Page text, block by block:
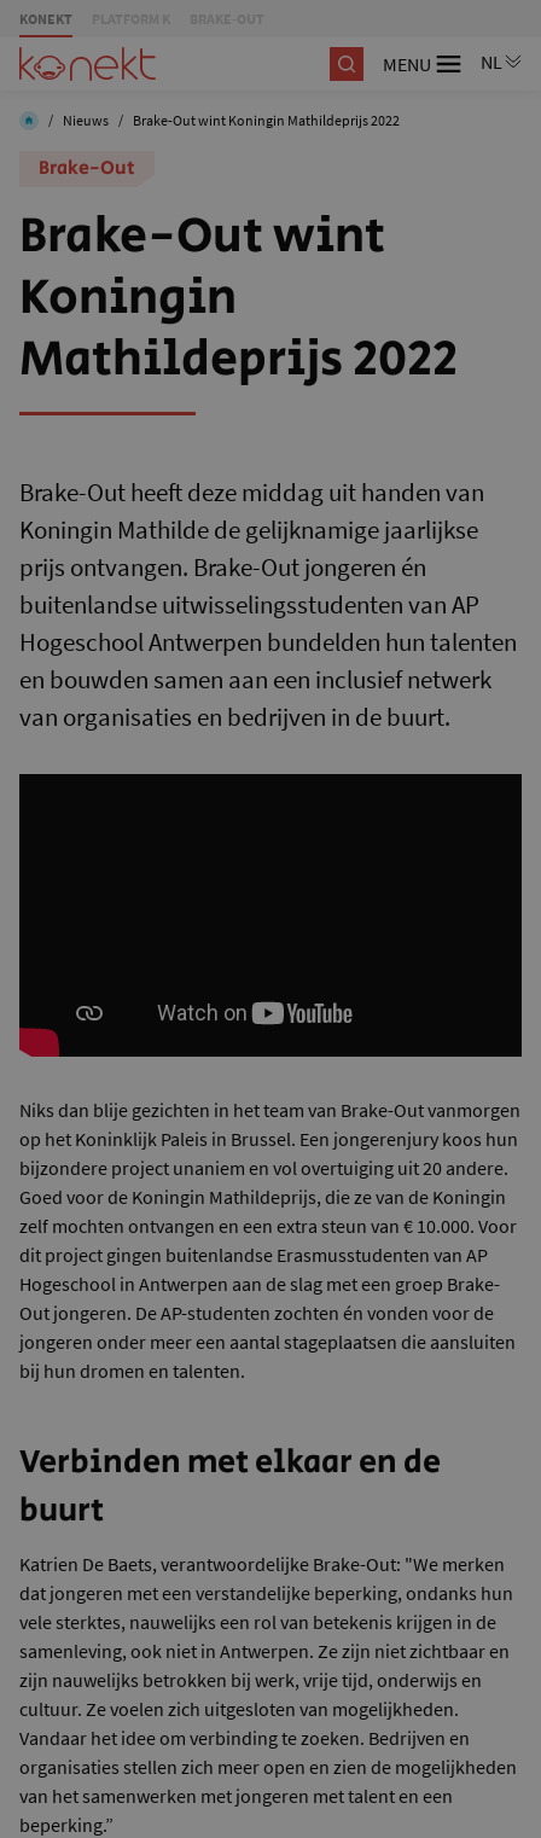
KONEKT
MENU
/ Nieuws / Brake-Out wint Koningin Mathildeprijs 2022
Brake-Out
Brake-Out wint
Koningin
Mathildeprijs 2022
Brake-Out heeft deze middag uit handen van
Koningin Mathilde de gelijknamige jaarlijkse
prijs ontvangen. Brake-Out jongeren én
buitenlandse uitwisselingsstudenten van AP
Hogeschool Antwerpen bundelden hun talenten
en bouwden samen aan een inclusief netwerk
van organisaties en bedrijven in de buurt.
Niks dan blije gezichten in het team van Brake-Out vanmorgen
op het Koninklijk Paleis in Brussel. Een jongerenjury koos hun
bijzondere project unaniem en vol overtuiging uit 20 andere.
Goed voor de Koningin Mathildeprijs, die ze van de Koningin
zelf mochten ontvangen en een extra steun van € 10.000. Voor
dit project gingen buitenlandse Erasmusstudenten van AP
Hogeschool in Antwerpen aan de slag met een groep Brake-
Out jongeren. De AP-studenten zochten én vonden voor de
jongeren onder meer een aantal stageplaatsen die aansluiten
bij hun dromen en talenten.
Verbinden met elkaar en de
buurt
Katrien De Baets, verantwoordelijke Brake-Out: "We merken
dat jongeren met een verstandelijke beperking, ondanks hun
vele sterktes, nauwelijks een rol van betekenis krijgen in de
samenleving, ook niet in Antwerpen. Ze zijn niet zichtbaar en
zijn nauwelijks betrokken bij werk, vrije tijd, onderwijs en
cultuur. Ze voelen zich uitgesloten van mogelijkheden.
Vandaar het idee om verbinding te zoeken. Bedrijven en
organisaties stellen zich meer open en zien de mogelijkheden
van het samenwerken met jongeren met talent en een
beperking.”